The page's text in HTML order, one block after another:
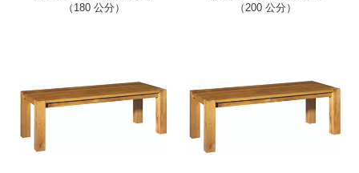
（180 公分）
（200 公分）